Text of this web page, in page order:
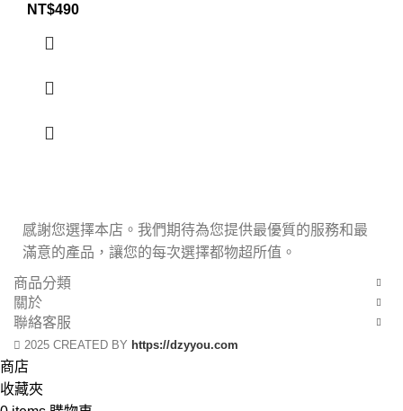
NT$490
感謝您選擇本店。我們期待為您提供最優質的服務和最
滿意的產品，讓您的每次選擇都物超所值。
商品分類
關於
聯絡客服
2025 CREATED BY https://dzyyou.com
商店
收藏夾